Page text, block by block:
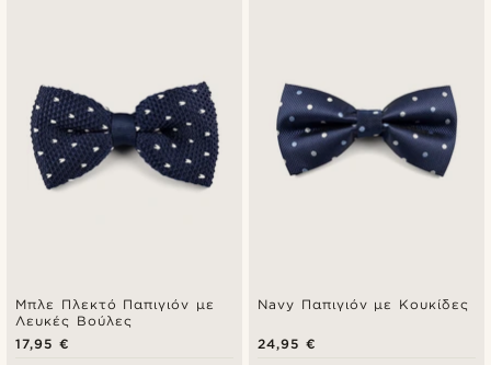
Μπλε Πλεκτό Παπιγιόν με
Λευκές Βούλες
17,95 €
Navy Παπιγιόν με Κουκίδες
24,95 €